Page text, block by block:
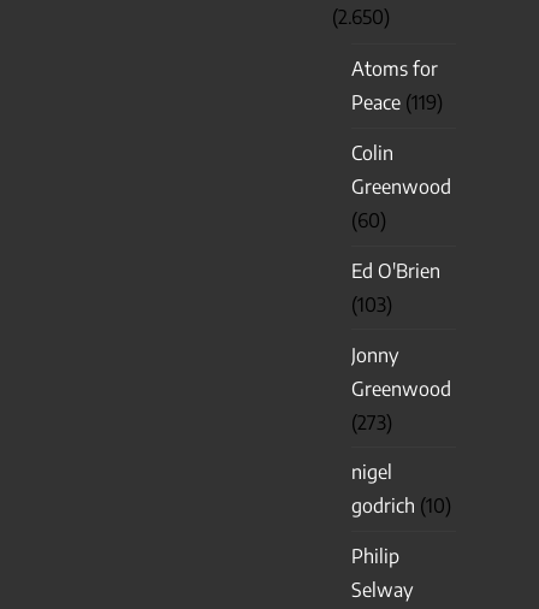
(2.650)
Atoms for
Peace (119)
Colin
Greenwood
(60)
Ed O'Brien
(103)
Jonny
Greenwood
(273)
nigel
godrich (10)
Philip
Selway